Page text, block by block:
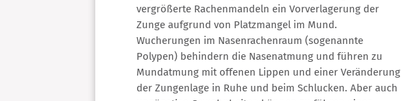
vergrößerte Rachenmandeln ein Vorverlagerung der
Zunge aufgrund von Platzmangel im Mund.
Wucherungen im Nasenrachenraum (sogenannte
Polypen) behindern die Nasenatmung und führen zu
Mundatmung mit offenen Lippen und einer Veränderung
der Zungenlage in Ruhe und beim Schlucken. Aber auch